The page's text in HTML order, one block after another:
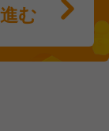
む